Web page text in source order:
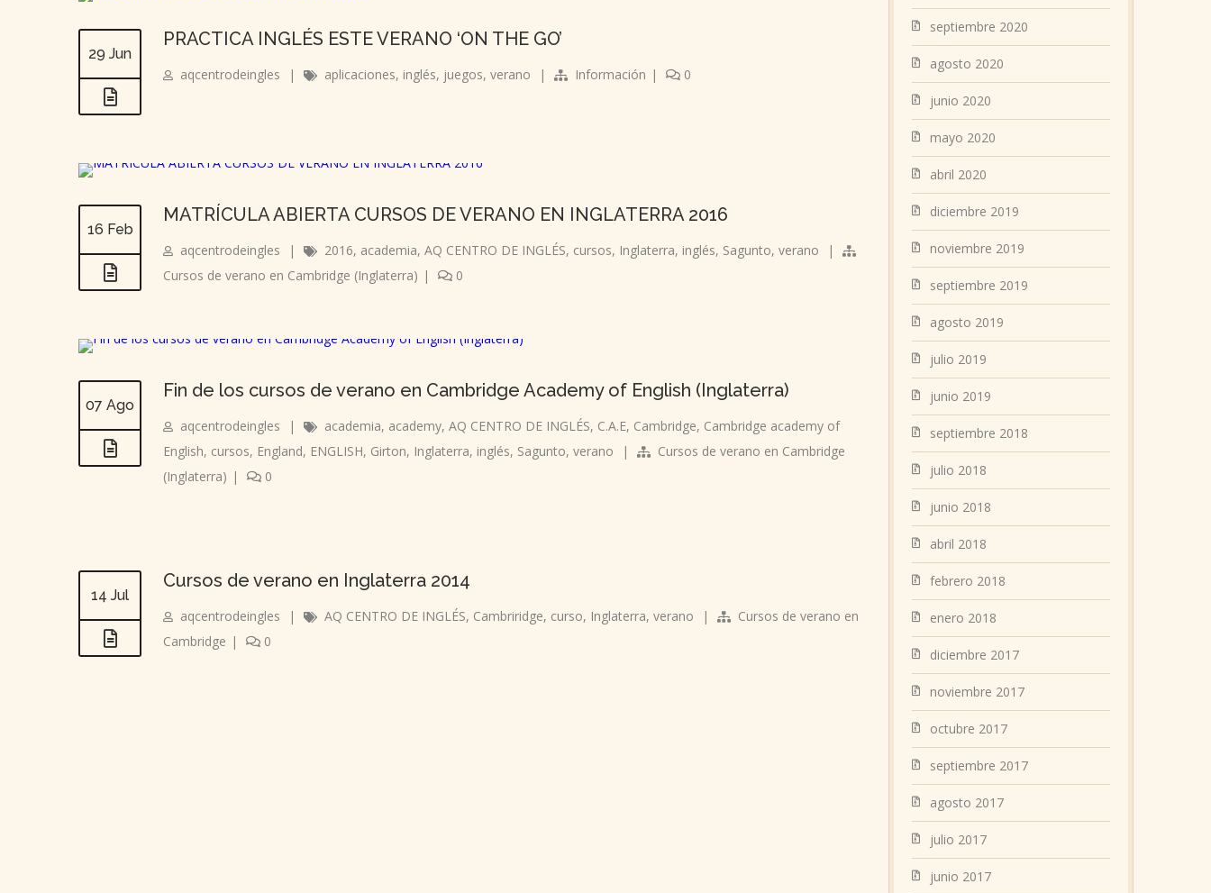
29 Jun
PRACTICA INGLÉS ESTE VERANO ‘ON THE GO’
aqcentrodeingles | aplicaciones, inglés, juegos, verano | Información | 0
16 Feb
MATRÍCULA ABIERTA CURSOS DE VERANO EN INGLATERRA 2016
aqcentrodeingles | 2016, academia, AQ CENTRO DE INGLÉS, cursos, Inglaterra, inglés, Sagunto, verano
|
Cursos de verano en Cambridge (Inglaterra) | 0
07 Ago
Fin de los cursos de verano en Cambridge Academy of English (Inglaterra)
aqcentrodeingles | academia, academy, AQ CENTRO DE INGLÉS, C.A.E, Cambridge, Cambridge academy of
English, cursos, England, ENGLISH, Girton, Inglaterra, inglés, Sagunto, verano |
Cursos de verano en Cambridge
(Inglaterra) | 0
14 Jul
Cursos de verano en Inglaterra 2014
aqcentrodeingles | AQ CENTRO DE INGLÉS, Cambriridge, curso, Inglaterra, verano |
Cursos de verano en
Cambridge | 0
septiembre 2020
agosto 2020
junio 2020
mayo 2020
abril 2020
diciembre 2019
noviembre 2019
septiembre 2019
agosto 2019
julio 2019
junio 2019
septiembre 2018
julio 2018
junio 2018
abril 2018
febrero 2018
enero 2018
diciembre 2017
noviembre 2017
octubre 2017
septiembre 2017
agosto 2017
julio 2017
junio 2017